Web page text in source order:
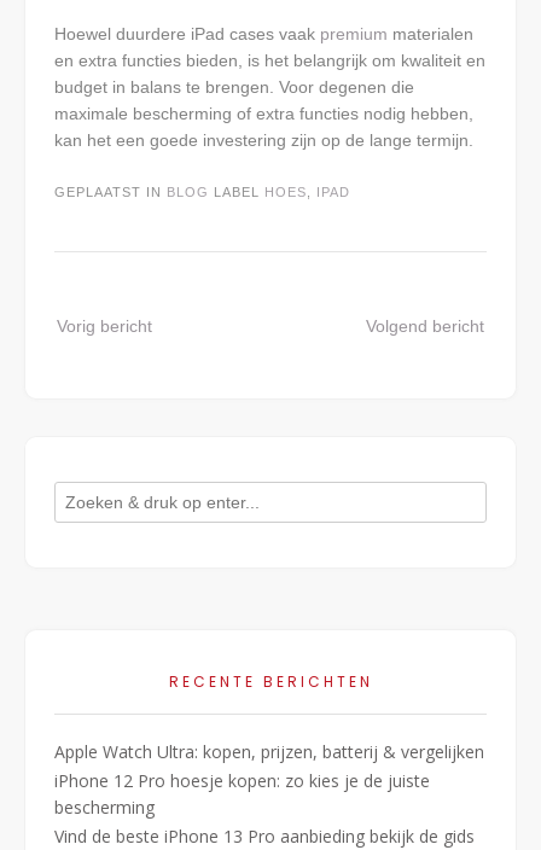
Hoewel duurdere iPad cases vaak premium materialen
en extra functies bieden, is het belangrijk om kwaliteit en
budget in balans te brengen. Voor degenen die
maximale bescherming of extra functies nodig hebben,
kan het een goede investering zijn op de lange termijn.
GEPLAATST IN BLOG LABEL HOES IPAD
navigatie
Vorig bericht Volgend bericht
RECENTE BERICHTEN
Apple Watch Ultra: kopen, prijzen, batterij & vergelijken
iPhone 12 Pro hoesje kopen: zo kies je de juiste
bescherming
Vind de beste iPhone 13 Pro aanbieding bekijk de gids